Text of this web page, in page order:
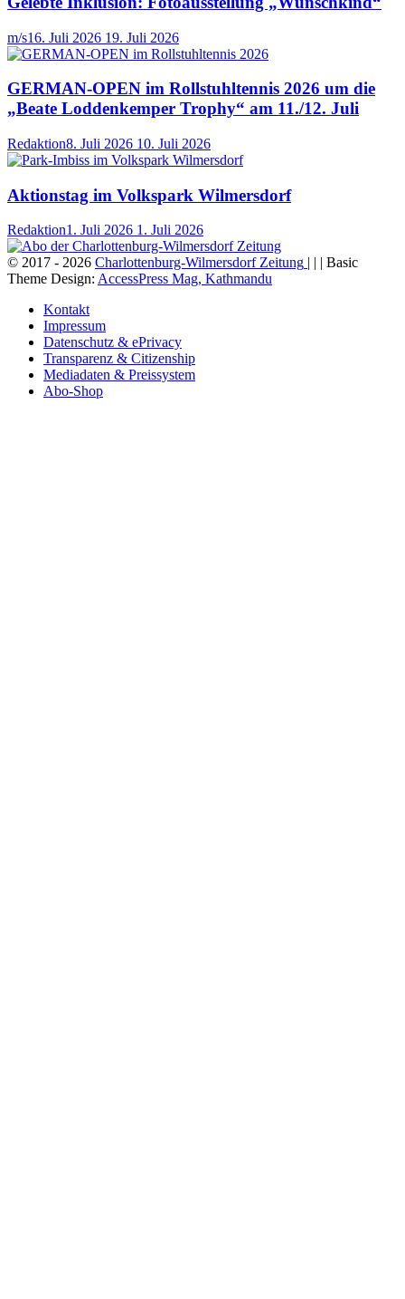
m/s16. Juli 2026 19. Juli 2026
GERMAN-OPEN im Rollstuhltennis 2026 um die
„Beate Loddenkemper Trophy“ am 11./12. Juli
Redaktion8. Juli 2026 10. Juli 2026
Aktionstag im Volkspark Wilmersdorf
Redaktion1. Juli 2026 1. Juli 2026
© 2017 - 2026 Charlottenburg-Wilmersdorf Zeitung | | | Basic
Theme Design: AccessPress Mag, Kathmandu
Kontakt
Impressum
Datenschutz & ePrivacy
Transparenz & Citizenship
Mediadaten & Preissystem
Abo-Shop